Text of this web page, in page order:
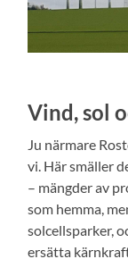
Vind, sol
Ju närmare
vi. Här smäller
– mängder av
som hemma,
solcellsparker,
ersätta